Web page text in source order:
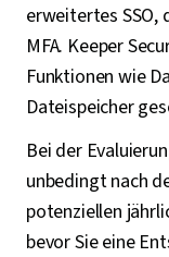
erweitertes SSO,
MFA. Keeper
Funktionen wie
Dateispeicher
Bei der
unbedingt nach
potenziellen
bevor Sie eine